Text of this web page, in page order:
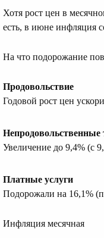
Хотя рост цен в
есть, в июне инфляция
На что подорожание
Продовольствие
Годовой рост цен
Непродовольственные
Увеличение до 9,4% (с
Платные услуги
Подорожали на 16,1%
Инфляция месячная